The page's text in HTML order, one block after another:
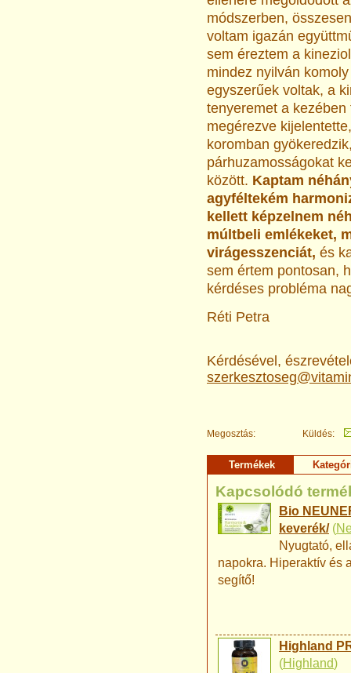
módszerben,
voltam igazán
sem éreztem a
mindez nyilván
egyszerűek voltak, a
tenyeremet a
megérezve
koromban
párhuzamosságokat
között. Kaptam
agyféltekém
kellett képzelnem
múltbeli emlékeket,
virágesszenciát, és
sem értem pontosan,
kérdéses probléma
Réti Petra
Kérdésével,
Megosztás: Küldés:
Termékek
Kapcsolódó
Bio
keverék/ (
Nyugtató,
napokra. Hiperaktív és
segítő!
Highland
(Highland)